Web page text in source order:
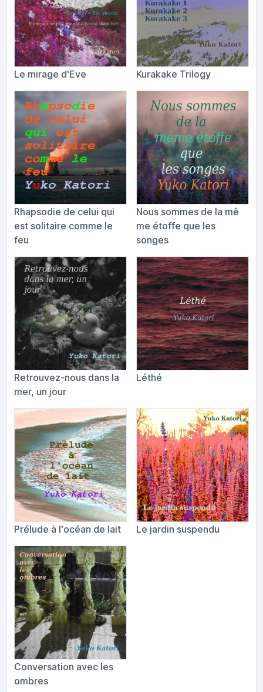
Le mirage d'Eve Kurakake Trilogy
Rhapsodie de celui qui
est solitaire comme le
feu
Nous sommes de la m​ê​
me étoffe que les
songes
Retrouvez-nous dans la
mer, un jour
Léthé
Prélude à l'océan de lait Le jardin suspendu
Conversation avec les
ombres